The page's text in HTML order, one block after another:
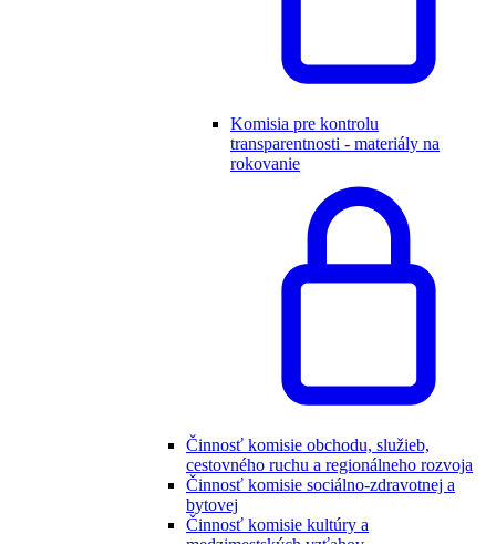
Komisia pre kontrolu
transparentnosti - materiály na
rokovanie
Činnosť komisie obchodu, služieb,
cestovného ruchu a regionálneho rozvoja
Činnosť komisie sociálno-zdravotnej a
bytovej
Činnosť komisie kultúry a